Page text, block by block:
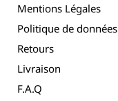
Mentions Légales
Politique de données
Retours
Livraison
F.A.Q